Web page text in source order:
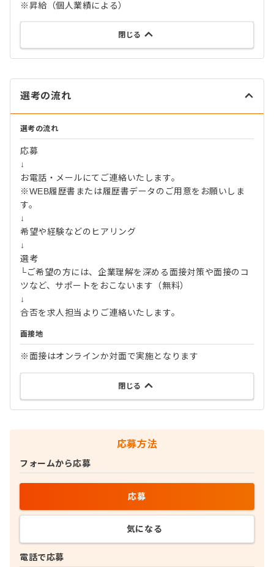
※昇給（個人業績による）
閉じる
選考の流れ
選考の流れ
応募
↓
お電話・メールにてご連絡いたします。
※WEB履歴書または履歴書データのご用意をお願いしま
す。
↓
希望や経験などのヒアリング
↓
選考
└ご希望の方には、企業理解を深める面接対策や面接のコ
ツなど、サポートをおこないます（無料）
↓
合否を求人担当よりご連絡いたします。
面接地
※面接はオンラインか対面で実施となります
閉じる
応募方法
電話で応募
フォームから応募
応募
気になる